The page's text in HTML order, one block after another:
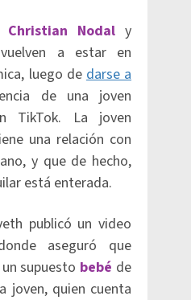
Christian Nodal y
vuelven a estar en
luego dedarse a
de una joven
TikTok. La joven
una relación con
y que de hecho,
está enterada.
publicó un video
aseguró que
supuesto bebé de
joven, quien cuenta